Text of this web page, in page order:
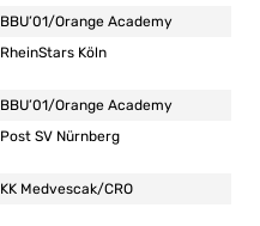
BBU’01/Orange Academy
RheinStars Köln
BBU’01/Orange Academy
Post SV Nürnberg
KK Medvescak/CRO